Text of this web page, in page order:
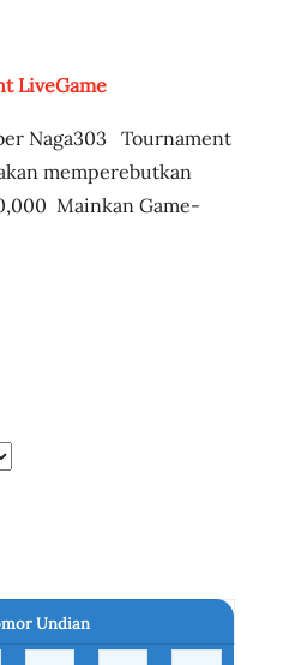
LiveGame
Naga303 Tournament
memperebutkan
Mainkan Game-
Undian